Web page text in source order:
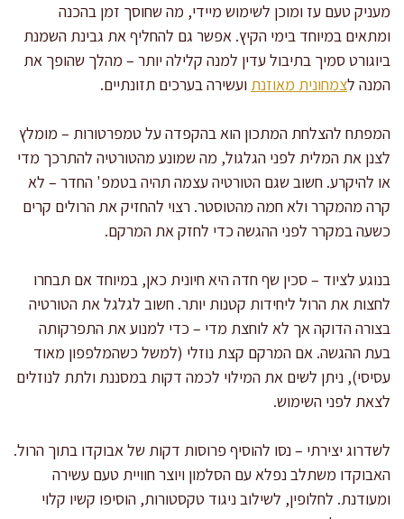
מעניק טעם עז ומוכן לשימוש מיידי, מה שחוסך זמן בהכנה
ומתאים במיוחד בימי הקיץ. אפשר גם להחליף את גבינת השמנת
ביוגורט סמיך בתיבול עדין למנה קלילה יותר – מהלך שהופך את
המנה לצמחונית מאוזנת ועשירה בערכים תזונתיים.
המפתח להצלחת המתכון הוא בהקפדה על טמפרטורות – מומלץ
לצנן את המלית לפני הגלגול, מה שמונע מהטורטיה להתרכך מדי
או להיקרע. חשוב שגם הטורטיה עצמה תהיה בטמפ' החדר – לא
קרה מהמקרר ולא חמה מהטוסטר. רצוי להחזיק את הרולים קרים
כשעה במקרר לפני ההגשה כדי לחזק את המרקם.
בנוגע לציוד – סכין שף חדה היא חיונית כאן, במיוחד אם תבחרו
לחצות את הרול ליחידות קטנות יותר. חשוב לגלגל את הטורטיה
בצורה הדוקה אך לא לוחצת מדי – כדי למנוע את התפרקותה
בעת ההגשה. אם המרקם קצת נוזלי (למשל כשהמלפפון מאוד
עסיסי), ניתן לשים את המילוי לכמה דקות במסננת ולתת לנוזלים
לצאת לפני השימוש.
לשדרוג יצירתי – נסו להוסיף פרוסות דקות של אבוקדו בתוך הרול.
האבוקדו משתלב נפלא עם הסלמון ויוצר חוויית טעם עשירה
ומעודנת. לחלופין, לשילוב ניגוד טקסטורות, הוסיפו קשיו קלוי